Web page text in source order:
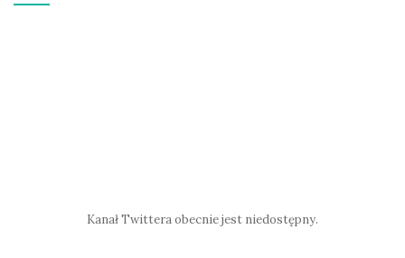
Kanał Twittera obecnie jest niedostępny.